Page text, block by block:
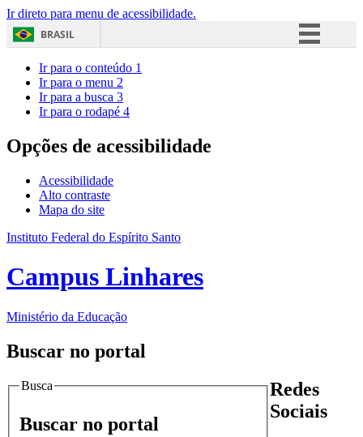
Ir direto para menu de acessibilidade.
BRASIL
Acesso à informação
Ir para o conteúdo 1
Ir para o menu 2
Ir para a busca 3
Ir para o rodapé 4
Opções de acessibilidade
Acessibilidade
Alto contraste
Mapa do site
Instituto Federal do Espírito Santo
Campus Linhares
Ministério da Educação
Buscar no portal
Busca
Buscar no portal
Redes
Sociais